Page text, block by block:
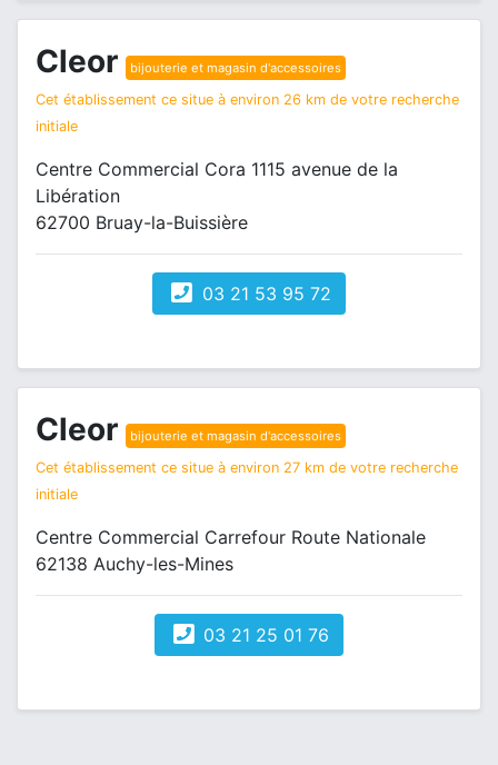
Cleor bijouterie et magasin d'accessoires
Cet établissement ce situe à environ 26 km de votre recherche
initiale
Centre Commercial Cora 1115 avenue de la
Libération
62700 Bruay-la-Buissière
03 21 53 95 72
Cleor bijouterie et magasin d'accessoires
Cet établissement ce situe à environ 27 km de votre recherche
initiale
Centre Commercial Carrefour Route Nationale
62138 Auchy-les-Mines
03 21 25 01 76